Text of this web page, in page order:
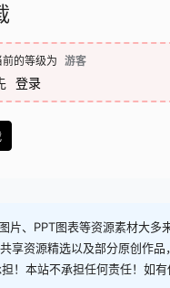
前的等级为 游客
登录
片、PPT图表等资源素材大多
享资源精选以及部分原创作
！本站不承担任何责任！如